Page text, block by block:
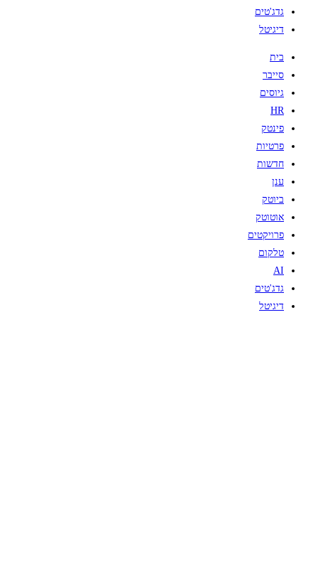
גדג'טים
דיגיטל
בית
סייבר
גיוסים
HR
פינטק
פרטיות
חדשות
ענן
ביוטק
אוטוטק
פרויקטים
טלקום
AI
גדג'טים
דיגיטל